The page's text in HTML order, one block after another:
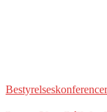
Bestyrelseskonferencer